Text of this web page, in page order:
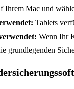
Ihrem Mac und
Tablets
Wenn Ihr
grundlegenden